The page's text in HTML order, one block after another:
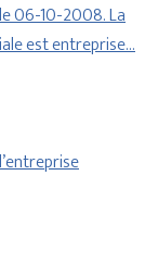
06-10-2008. La
est entreprise…